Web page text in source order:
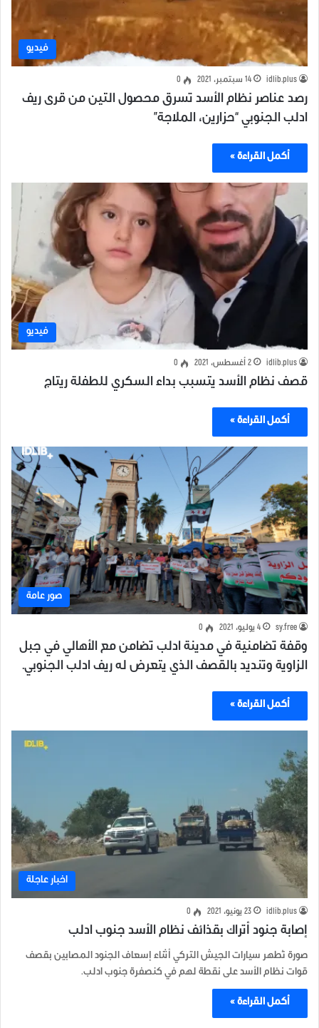
فيديو
idlib.plus 14 سبتمبر، 2021 0
رصد عناصر نظام الأسد تسرق محصول التين من قرى ريف
ادلب الجنوبي “حزارين، الملاجة”
أكمل القراءة »
فيديو
idlib.plus 2 أغسطس، 2021 0
قصف ⁧‫نظام الأسد‬⁩ يتسبب بداء ⁧‫السكري‬⁩ للطفلة ريتاج
أكمل القراءة »
صور عامة
sy.free 4 يوليو، 2021 0
وقفة تضامنية في مدينة ادلب تضامن مع الأهالي في جبل
الزاوية وتنديد بالقصف الذي يتعرض له ريف ادلب الجنوبي.
أكمل القراءة »
اخبار عاجلة
idlib.plus 23 يونيو، 2021 0
إصابة جنود أتراك بقذائف نظام الأسد جنوب ادلب
صورة تُطهر سيارات الجيش التركي أثناء إسعاف الجنود المصابين بقصف
قوات نظام الأسد على نقطة لهم في كنصفرة جنوب ادلب.
أكمل القراءة »